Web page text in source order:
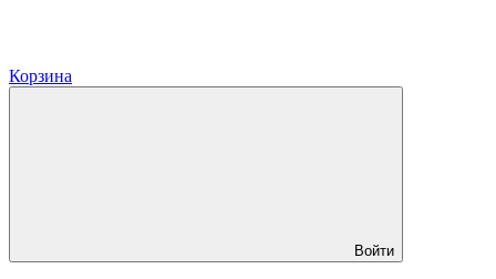
Корзина
Войти